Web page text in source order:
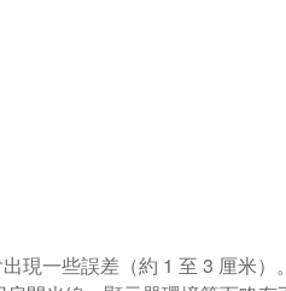
現一些誤差（約 1 至 3 厘米）。